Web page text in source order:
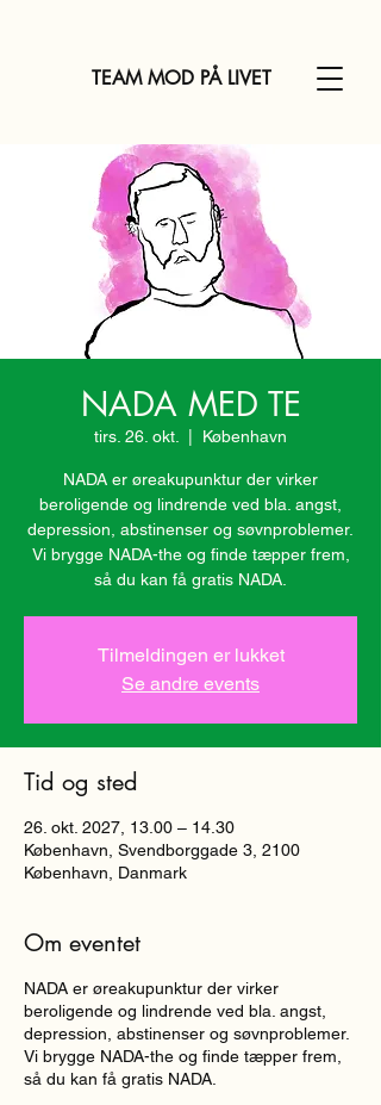
TEAM MOD PÅ LIVET
NADA MED TE
tirs. 26. okt. København
NADA er øreakupunktur der virker
beroligende og lindrende ved bla. angst,
depression, abstinenser og søvnproblemer.
Vi brygge NADA-the og finde tæpper frem,
så du kan få gratis NADA.
Tilmeldingen er lukket
Se andre events
Tid og sted
26. okt. 2027, 13.00 – 14.30
København, Svendborggade 3, 2100
København, Danmark
Om eventet
NADA er øreakupunktur der virker
beroligende og lindrende ved bla. angst,
depression, abstinenser og søvnproblemer.
Vi brygge NADA-the og finde tæpper frem,
så du kan få gratis NADA.